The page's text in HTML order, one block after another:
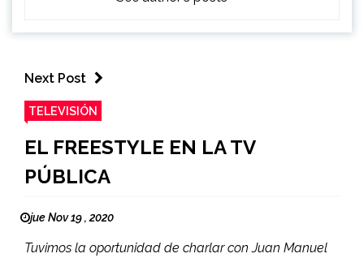
Next Post
TELEVISIÓN
EL FREESTYLE EN LA TV
PÚBLICA
jue Nov 19 , 2020
Tuvimos la oportunidad de charlar con Juan Manuel